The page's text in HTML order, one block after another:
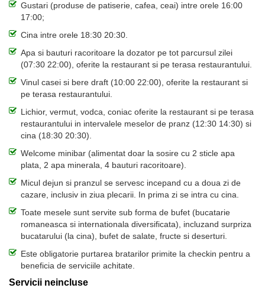
Gustari (produse de patiserie, cafea, ceai) intre orele 16:00
17:00;
Cina intre orele 18:30 20:30.
Apa si bauturi racoritoare la dozator pe tot parcursul zilei
(07:30 22:00), oferite la restaurant si pe terasa restaurantului.
Vinul casei si bere draft (10:00 22:00), oferite la restaurant si
pe terasa restaurantului.
Lichior, vermut, vodca, coniac oferite la restaurant si pe terasa
restaurantului in intervalele meselor de pranz (12:30 14:30) si
cina (18:30 20:30).
Welcome minibar (alimentat doar la sosire cu 2 sticle apa
plata, 2 apa minerala, 4 bauturi racoritoare).
Micul dejun si pranzul se servesc incepand cu a doua zi de
cazare, inclusiv in ziua plecarii. In prima zi se intra cu cina.
Toate mesele sunt servite sub forma de bufet (bucatarie
romaneasca si internationala diversificata), incluzand surpriza
bucatarului (la cina), bufet de salate, fructe si deserturi.
Este obligatorie purtarea bratarilor primite la checkin pentru a
beneficia de serviciile achitate.
Servicii neincluse